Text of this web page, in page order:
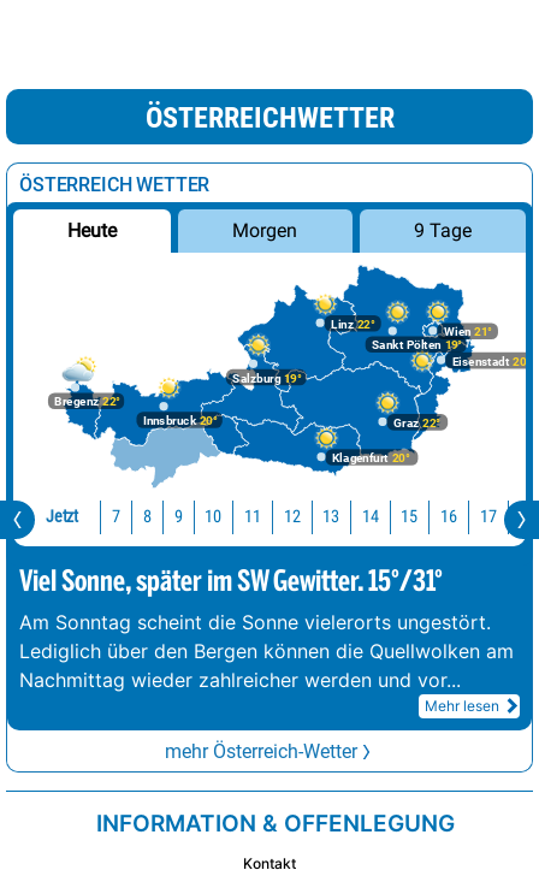
ÖSTERREICHWETTER
ÖSTERREICH WETTER
Heute Morgen 9 Tage
Bregenz22°
Graz22°
Innsbruck20°
Klagenfurt 20°
Linz22°
Salzburg19°
Wien 21°
Eisenstadt 20°
Sankt Pölten 19°
Jetzt 7 8 9 10 11 12 13 14 15 16 17 18
Viel Sonne, später im SW Gewitter. 15°/31°
Am Sonntag scheint die Sonne vielerorts ungestört.
Lediglich über den Bergen können die Quellwolken am
Nachmittag wieder zahlreicher werden und vor...
Mehr lesen
mehr Österreich-Wetter
INFORMATION & OFFENLEGUNG
Kontakt